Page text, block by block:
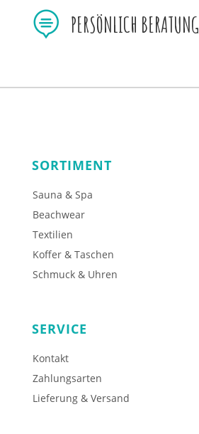
 PERSÖNLICH BERATUNG
SORTIMENT
Sauna & Spa
Beachwear
Textilien
Koffer & Taschen
Schmuck & Uhren
SERVICE
Kontakt
Zahlungsarten
Lieferung & Versand